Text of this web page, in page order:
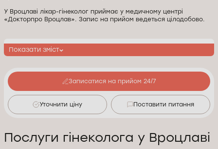
У Вроцлаві лікар-гінеколог приймає у медичному центрі
«Докторпро Вроцлав». Запис на прийом ведеться цілодобово.
Показати зміст
Записатися на прийом 24/7
Уточнити ціну Поставити питання
Послуги гінеколога у Вроцлаві